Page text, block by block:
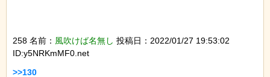
258 名前： 風吹けば名無し 投稿日：2022/01/27 19:53:02
ID:y5NRKmMF0.net
>>130